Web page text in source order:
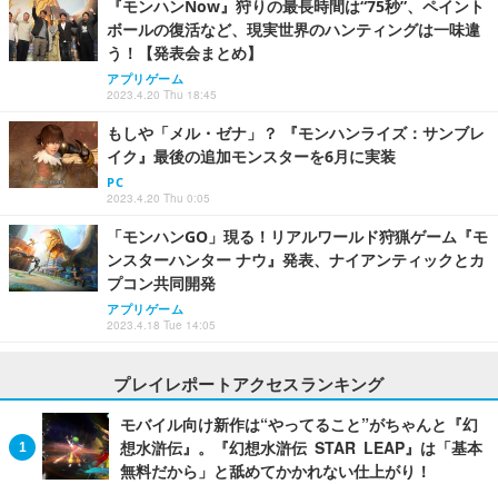
『モンハンNow』狩りの最長時間は“75秒”、ペイント
ボールの復活など、現実世界のハンティングは一味違
う！【発表会まとめ】
アプリゲーム
2023.4.20 Thu 18:45
もしや「メル・ゼナ」？ 『モンハンライズ：サンブレ
イク』最後の追加モンスターを6月に実装
PC
2023.4.20 Thu 0:05
「モンハンGO」現る！リアルワールド狩猟ゲーム『モ
ンスターハンター ナウ』発表、ナイアンティックとカ
プコン共同開発
アプリゲーム
2023.4.18 Tue 14:05
プレイレポートアクセスランキング
モバイル向け新作は“やってること”がちゃんと『幻
想水滸伝』。『幻想水滸伝 STAR LEAP』は「基本
無料だから」と舐めてかかれない仕上がり！